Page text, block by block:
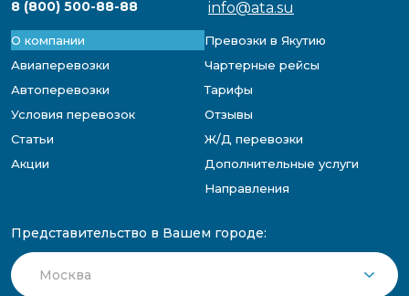
8 (800) 500-88-88 info@ata.su
О компании
Превозки в Якутию
Авиаперевозки
Чартерные рейсы
Автоперевозки
Тарифы
Условия перевозок
Отзывы
Статьи
Ж/Д перевозки
Акции
Дополнительные услуги
Направления
Представительство в Вашем городе: